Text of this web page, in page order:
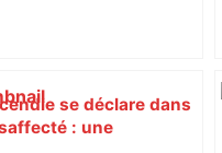
se déclare dans
: une